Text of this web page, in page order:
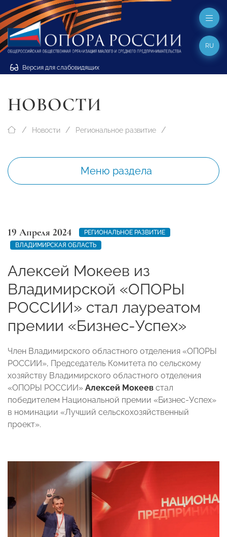
Версия для слабовидящих
RU
НОВОСТИ
Новости Региональное развитие
Меню раздела
19 Апреля 2024
РЕГИОНАЛЬНОЕ РАЗВИТИЕ
ВЛАДИМИРСКАЯ ОБЛАСТЬ
Алексей Мокеев из
Владимирской «ОПОРЫ
РОССИИ» стал лауреатом
премии «Бизнес-Успех»
Член Владимирского областного отделения «ОПОРЫ
РОССИИ», Председатель Комитета по сельскому
хозяйству Владимирского областного отделения
«ОПОРЫ РОССИИ» Алексей Мокеев стал
победителем Национальной премии «Бизнес-Успех»
в номинации «Лучший сельскохозяйственный
проект».